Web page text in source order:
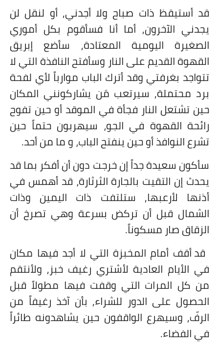
قد أستيقظ ذات صباح ولا أجدني, أو لنقل لن
يجدني الآخرون, أما أنا فسأقوم بكل أموري
الصغيرة اليومية المعتادة, سأضع إبريق
القهوة القديم على النار وسأفتح النافذة التي لا
تتواجد بغرفتي وقد أترك الباب موارباً لأي لفحة
برد محتملة, سيرتعب مَن يشاركونني المكان
حين تشتعل النار فجأة في الموقد أو حين تفوح
رائحة القهوة في الجو، سيهربون حتماً حين
تشرع النوافذ أو حين ينفتح الباب، و ما من أحد.
سأكون سعيدة جداً إن خرجت دون أن أفكر بما قد
يحدث إن التقيت بالجارة الثرثارة، قد أهمس في
أذنها لأرعبها, ستلتفت ذات اليمين وذات
الشمال قبل أن تركض بسرعة وهي تصرخ أن
الزقاق صار مسكوناً.
قد أقف أمام المخبزة التي لا أجد فيها مكان
في الأيام العادية لأشتري رغيف خبز, ولأنتقم
من كل المرات التي وقفت فيها مطولاً قبل
الحصول على الدور للشراء, بأن آخذ رغيفاً من
الرفّ, وسيهرع الواقفون حين يشاهدونه طائراً
في الفضاء.